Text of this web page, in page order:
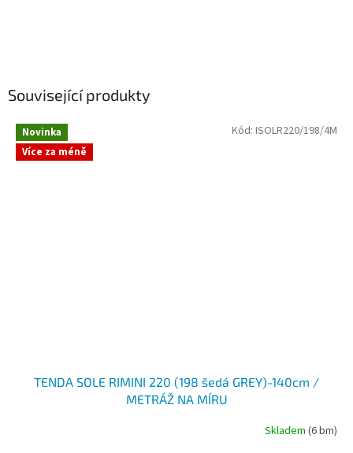
Související produkty
Novinka
Více za méně
TENDA SOLE RIMINI 220 (198 šedá GREY)-140cm /
METRÁŽ NA MÍRU
Skladem (6 bm)
Kód: ISOLR220/198/4M